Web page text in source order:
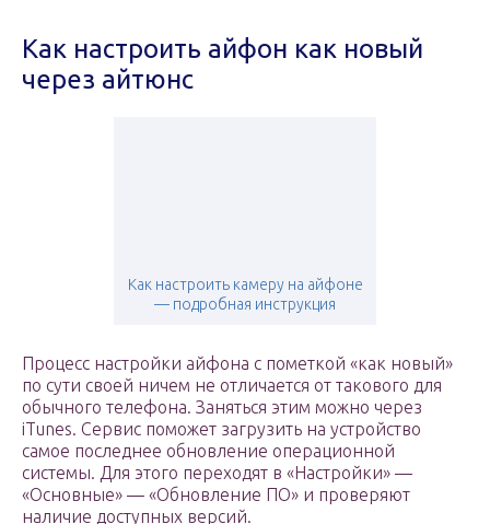
Как настроить айфон как новый
через айтюнс
Как настроить камеру на айфоне
— подробная инструкция
Процесс настройки айфона с пометкой «как новый»
по сути своей ничем не отличается от такового для
обычного телефона. Заняться этим можно через
iTunes. Сервис поможет загрузить на устройство
самое последнее обновление операционной
системы. Для этого переходят в «Настройки» —
«Основные» — «Обновление ПО» и проверяют
наличие доступных версий.